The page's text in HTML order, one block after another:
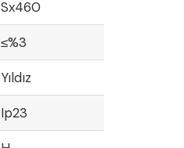
Sx460
≤%3
Yıldız
Ip23